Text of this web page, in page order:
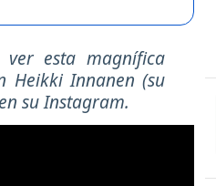
esta magnífica
Heikki Innanen (su
su Instagram.